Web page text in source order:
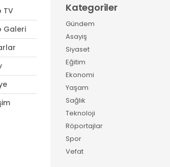
TV
Galeri
Kategoriler
Gündem
Asayiş
Siyaset
Eğitim
Ekonomi
Yaşam
Sağlık
Teknoloji
Röportajlar
Spor
Vefat